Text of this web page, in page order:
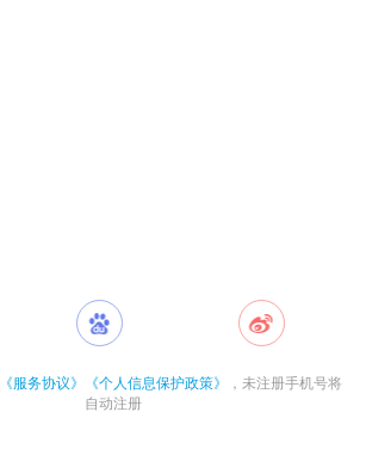
《服务协议》 《个人信息保护政策》
，未注册手机号将
自动注册